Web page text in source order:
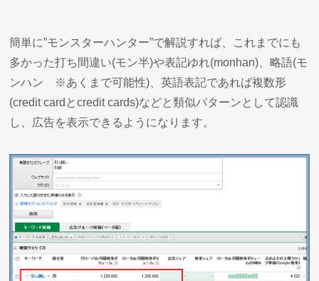
簡単に”モンスターハンター”で解説すれば、これまでにも
多かった打ち間違い(モン半)や表記ゆれ(monhan)、略語(モ
ンハン ※あくまで可能性)、英語表記であれば複数形
(credit cardとcredit cards)などと類似パターンとして認識
し、広告を表示できるようになります。